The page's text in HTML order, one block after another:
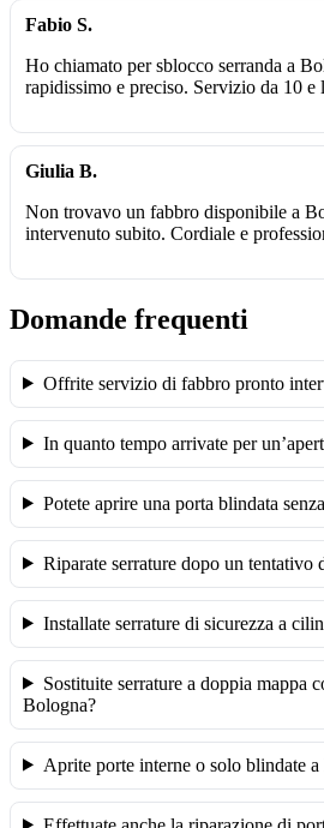
Fabio S.
Ho chiamato per sblocco serranda a
rapidissimo e preciso. Servizio da 10 e
Giulia B.
Non trovavo un fabbro disponibile a
intervenuto subito. Cordiale e
Domande frequenti
Offrite servizio di fabbro pronto
In quanto tempo arrivate per
Potete aprire una porta blindata
Riparate serrature dopo un tentativo
Installate serrature di sicurezza a
Sostituite serrature a doppia mappa
Bologna?
Aprite porte interne o solo blindate